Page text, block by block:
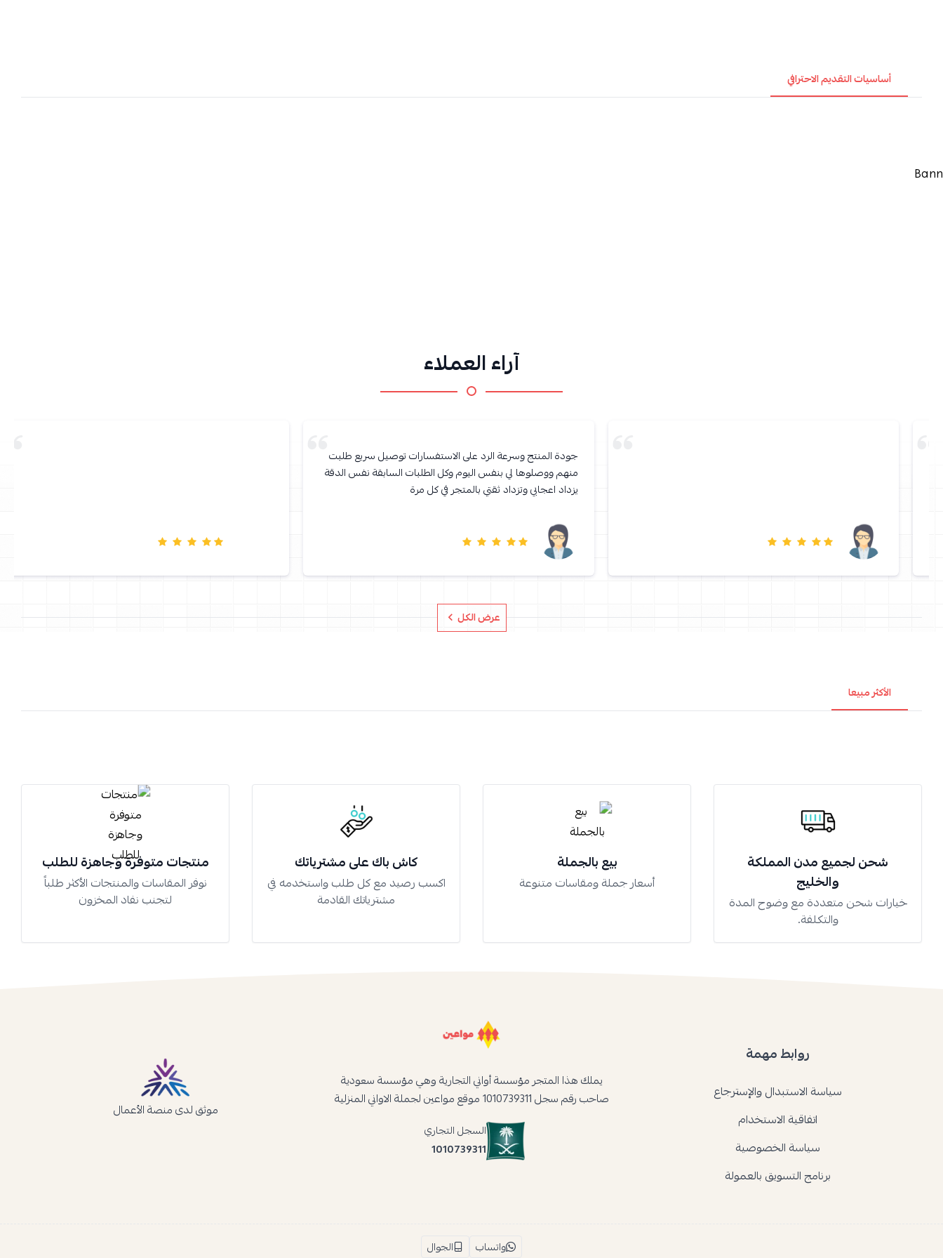
أساسيات التقديم الاحترافي
آراء العملاء
جودة المنتج وسرعة الرد على الاستفسارات توصيل سريع طلبت
منهم ووصلوها لي بنفس اليوم وكل الطلبات السابقة نفس الدقة
يزداد اعجابي وتزداد ثقتي بالمتجر في كل مرة
عرض الكل
الأكثر مبيعا
شحن لجميع مدن المملكة
والخليج
خيارات شحن متعددة مع وضوح المدة
والتكلفة.
بيع بالجملة
أسعار جملة ومقاسات متنوعة
كاش باك على مشترياتك
اكسب رصيد مع كل طلب واستخدمه في
مشترياتك القادمة
منتجات متوفرة وجاهزة للطلب
نوفر المقاسات والمنتجات الأكثر طلباً
لتجنب نفاد المخزون
روابط مهمة
سياسة الاستبدال والإسترجاع
اتفاقية الاستخدام
سياسة الخصوصية
برنامج التسويق بالعمولة
يملك هذا المتجر مؤسسة أواني التجارية وهي مؤسسة سعودية
صاحب رقم سجل 1010739311 موقع مواعين لجملة الاواني المنزلية
السجل التجاري
1010739311
موثق لدى منصة الأعمال
واتساب الجوال